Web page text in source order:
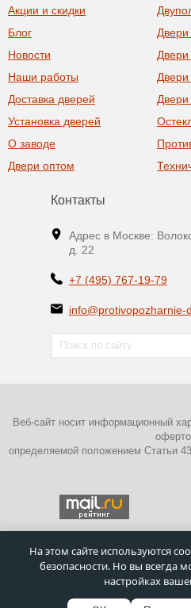
Акции и скидки
Блог
Новости
Наши работы
Доставка дверей
Установка дверей
О заводе
Двери оптом
Двери
Двери
Контакты
Адрес в Москве:
д. 22
+7 (495) 767-19-79
info@protivopozharnie-
Веб-сайт носит информационный
определяемой положением Статьи
ПОЛИТИКА
Московский завод
двери1995
На этом сайте используются
безопасности. Но вы всегда
настройках